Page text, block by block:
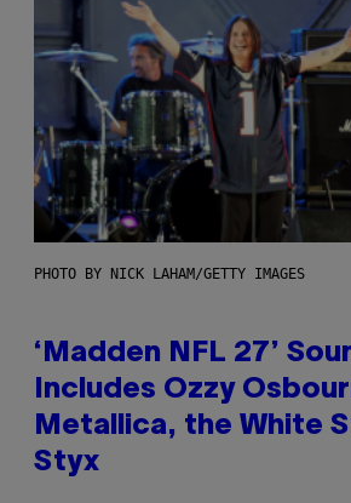
PHOTO BY NICK LAHAM/GETTY IMAGES
‘Madden NFL 27’
Includes Ozzy
Metallica, the White
Styx